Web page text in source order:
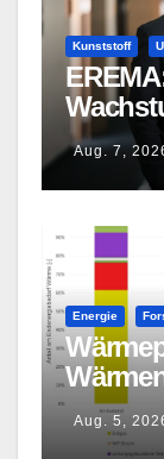
Kunststoff
Aug. 7,
Energie
Aug. 5,